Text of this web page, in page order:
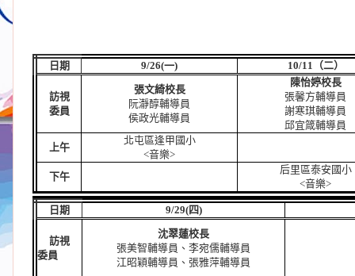
日期 9/26(一) 10/11 （二）
訪視
委員
張文綺校長
阮瀞醇輔導員
侯政光輔導員
陳怡婷校長
張馨方輔導員
謝寒琪輔導員
邱宜箴輔導員
上午
北屯區逢甲國小
<音樂>
下午
后里區泰安國小
<音樂>
日期 9/29(四)
訪視
委員
沈翠蓮校長
張美智輔導員、李宛儒輔導員
江 昭穎輔導員、張雅萍輔導員